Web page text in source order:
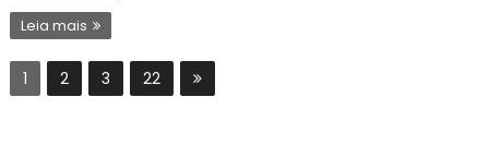
Leia mais
1 2 3 22